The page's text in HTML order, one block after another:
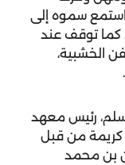
سموه إلى
كما توقف عند
الخشبية،
رئيس معهد
كريمة من قبل
بن محمد